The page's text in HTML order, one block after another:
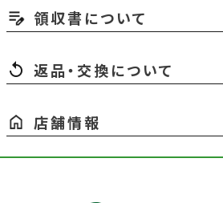
領収書について
返品・交換について
店舗情報